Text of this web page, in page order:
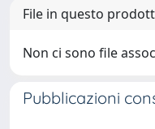
File in questo
Non ci sono file
Pubblicazioni